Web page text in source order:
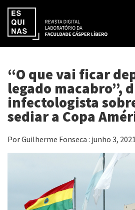
“O que vai ficar
legado macabro”,
infectologista
sediar a Copa
Por Guilherme Fonseca : junho 3, 2021